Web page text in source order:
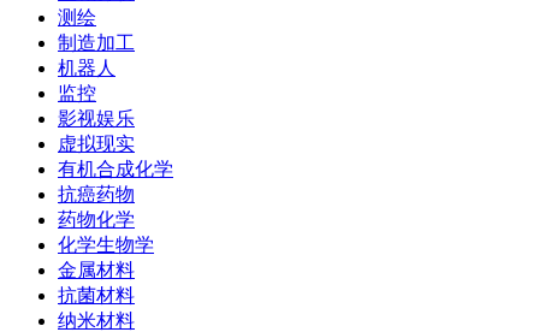
测绘
制造加工
机器人
监控
影视娱乐
虚拟现实
有机合成化学
抗癌药物
药物化学
化学生物学
金属材料
抗菌材料
纳米材料